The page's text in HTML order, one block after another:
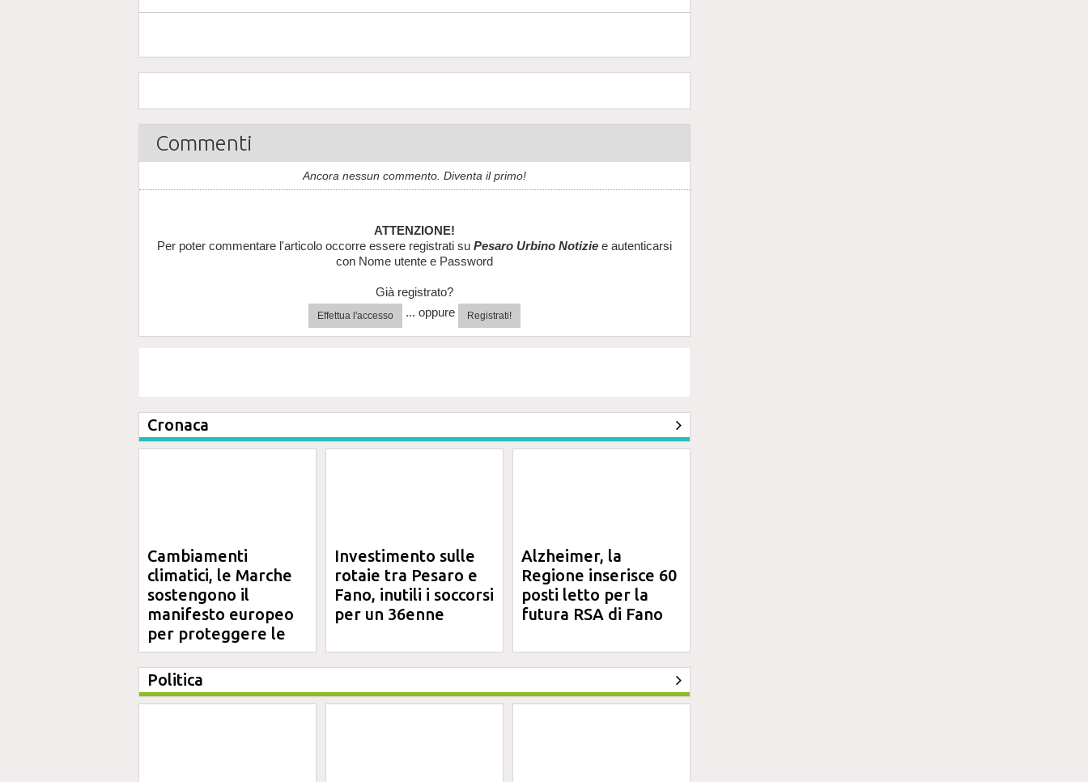
Commenti
Ancora nessun commento. Diventa il primo!
ATTENZIONE!
Per poter commentare l'articolo occorre essere registrati su Pesaro Urbino Notizie e autenticarsi
con Nome utente e Password
Già registrato?
Effettua l'accesso ... oppure Registrati!
Cronaca
Cambiamenti
climatici, le Marche
sostengono il
manifesto europeo
per proteggere le
aree costiere
Investimento sulle
rotaie tra Pesaro e
Fano, inutili i soccorsi
per un 36enne
Alzheimer, la
Regione inserisce 60
posti letto per la
futura RSA di Fano
Politica